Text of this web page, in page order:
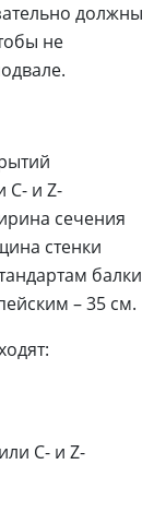
должны
не
С- и Z-
сечения
стенки
балки
– 35 см.
С- и Z-